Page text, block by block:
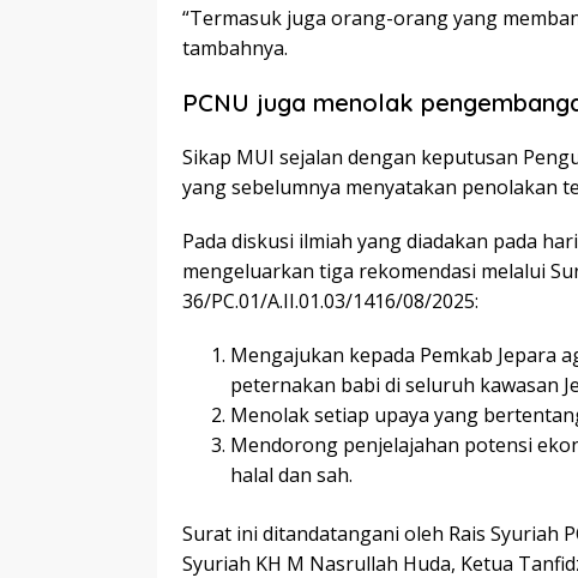
“Termasuk juga orang-orang yang
tambahnya.
PCNU juga menolak
Sikap MUI sejalan dengan keputusan
yang sebelumnya menyatakan penolakan
Pada diskusi ilmiah yang diadakan pada
mengeluarkan tiga rekomendasi melalui
36/PC.01/A.II.01.03/1416/08/2025:
Mengajukan kepada Pemkab Jepara
peternakan babi di seluruh kawasan
Menolak setiap upaya yang
Mendorong penjelajahan potensi
halal dan sah.
Surat ini ditandatangani oleh Rais Syuriah
Syuriah KH M Nasrullah Huda, Ketua